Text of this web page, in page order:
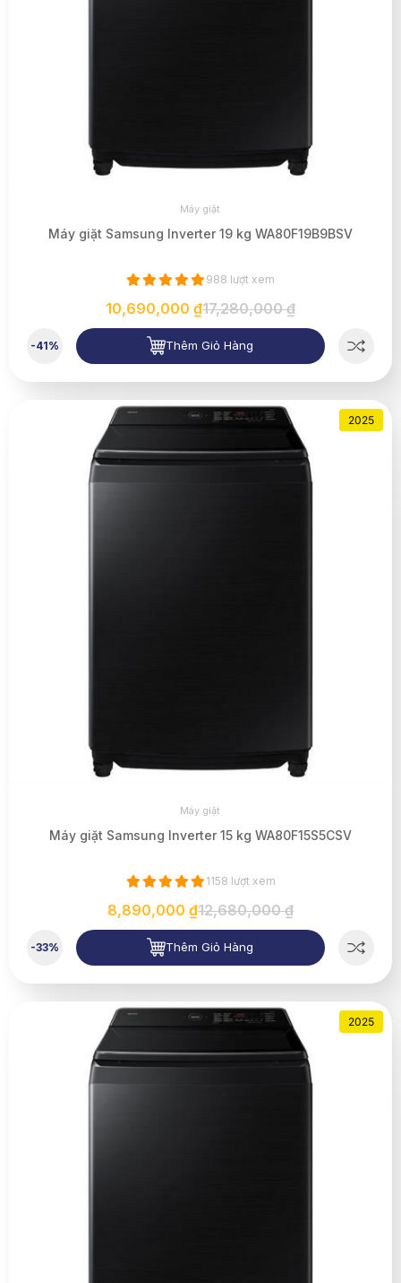
Máy giặt
Máy giặt Samsung Inverter 19 kg WA80F19B9BSV
988 lượt xem
10,690,000 ₫17,280,000 ₫
-41% Thêm Giỏ Hàng
2025
Máy giặt
Máy giặt Samsung Inverter 15 kg WA80F15S5CSV
1158 lượt xem
8,890,000 ₫12,680,000 ₫
-33% Thêm Giỏ Hàng
2025